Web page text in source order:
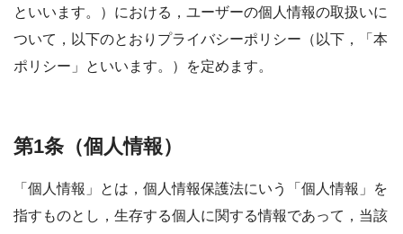
といいます。）における，ユーザーの個人情報の取扱いに
ついて，以下のとおりプライバシーポリシー（以下，「本
ポリシー」といいます。）を定めます。
第1条（個人情報）
「個人情報」とは，個人情報保護法にいう「個人情報」を
指すものとし，生存する個人に関する情報であって，当該